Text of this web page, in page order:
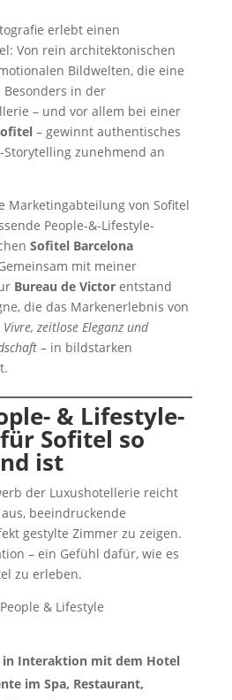
erlebt einen
Von rein architektonischen
Bildwelten, die eine
Besonders in der
– und vor allem bei einer
– gewinnt authentisches
Storytelling zunehmend an
Marketingabteilung von Sofitel
People-&-Lifestyle-
Sofitel Barcelona
mit meiner
Bureau de Victorentstand
die das Markenerlebnis von
zeitlose Eleganz und
– in bildstarken
& Lifestyle-
Sofitel so
ist
der Luxushotellerie reicht
beeindruckende
gestylte Zimmer zu zeigen.
– ein Gefühl dafür, wie es
zu erleben.
& Lifestyle
in Interaktion mit dem Hotel
im Spa, Restaurant,